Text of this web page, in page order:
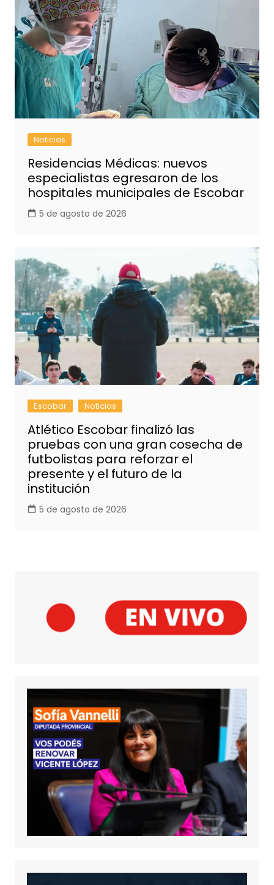
Noticias
Residencias Médicas: nuevos
especialistas egresaron de los
hospitales municipales de Escobar
5 de agosto de 2026
Escobar Noticias
Atlético Escobar finalizó las
pruebas con una gran cosecha de
futbolistas para reforzar el
presente y el futuro de la
institución
5 de agosto de 2026